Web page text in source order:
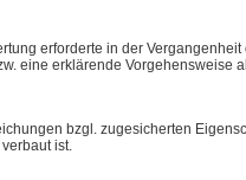
erforderte in der
eine erklärende Vorgehensweise
bzgl. zugesicherten
ist.